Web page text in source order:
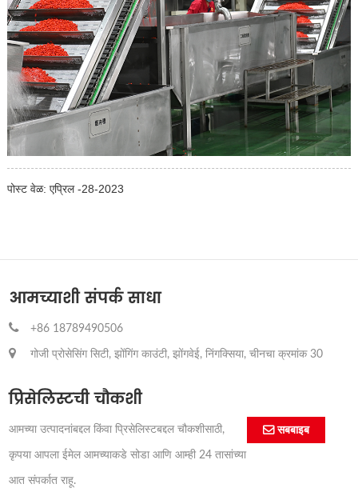
पोस्ट वेळ: एप्रिल -28-2023
आमच्याशी संपर्क साधा
+86 18789490506
गोजी प्रोसेसिंग सिटी, झोंगिंग काउंटी, झोंगवेई, निंगक्सिया, चीनचा क्रमांक 30
प्रिसेलिस्टची चौकशी
आमच्या उत्पादनांबद्दल किंवा प्रिसेलिस्टबद्दल चौकशीसाठी,
कृपया आपला ईमेल आमच्याकडे सोडा आणि आम्ही 24 तासांच्या
आत संपर्कात राहू.
सबबाइब